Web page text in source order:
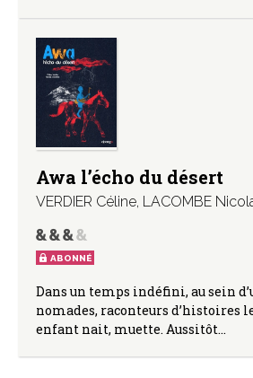
Awa l’écho du désert
VERDIER Céline, LACOMBE
ABONNÉ
Dans un temps indéfini, au sein
nomades, raconteurs d’histoires
enfant nait, muette. Aussitôt…